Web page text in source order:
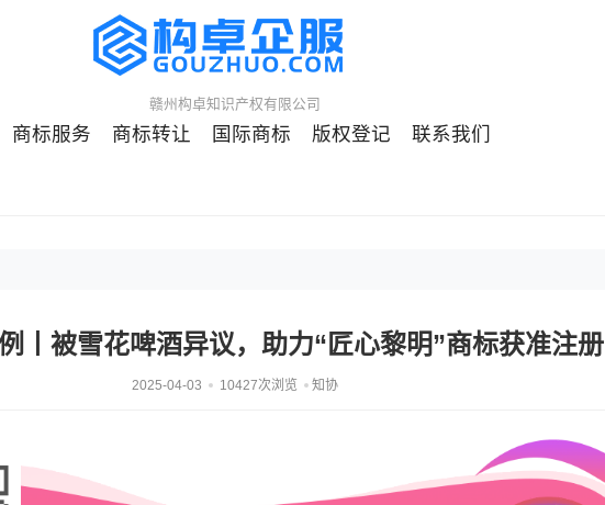
赣州构卓知识产权有限公司
商标服务 商标转让 国际商标 版权登记 联系我们
丨被雪花啤酒异议，助力“匠心黎明”商标获准注册
2025-04-03 10427次浏览 知协